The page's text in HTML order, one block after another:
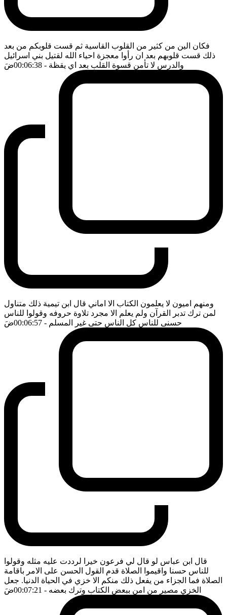
فكان الين من كثير من القلوب القاسية ثم قست قلوبكم من بعد
ذلك قست قلوبهم بعد ان رأوا معجزة احياء الله لقتيل بني اسرائيل
والدرس لا تأمن قسوة القلب بعد اي يقظة - 00:06:38 ضَ
ومنهم اميون لا يعلمون الكتاب الا اماني قال ابن تيمية ذلك متناول
لمن ترك تدبر القرآن ولم يعلم الا مجرد تلاوة حروفه وقولوا للناس
حسنى للناس كل الناس حتى غير المسلم - 00:06:57 ضَ
قال ابن عباس لو قال لي فرعون خيرا لرددت عليه مثله وقولوا
للناس حسنا واقيموا الصلاة قدم القول الحسن على الامر باقامة
الصلاة فما الجزاء من يفعل ذلك منكم الا خزي في الحياة الدنيا. جعل
الخزي مصير من امن ببعض الكتاب وترك بعضه - 00:07:21 ضَ